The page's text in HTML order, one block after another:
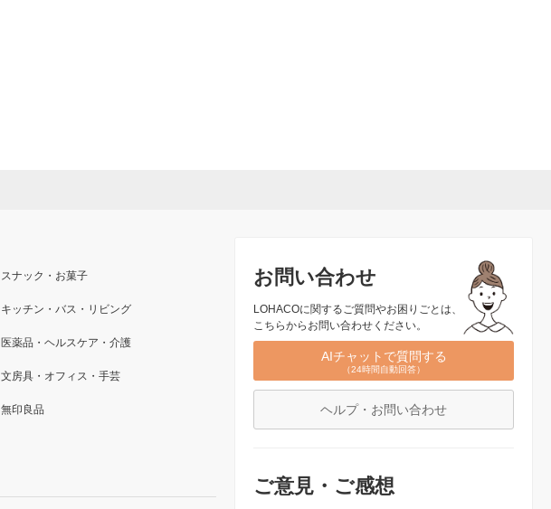
お問い合わせ
LOHACOに関するご質問やお困りごとは、
こちらからお問い合わせください。
AIチャットで質問する
（24時間自動回答）
ヘルプ・お問い合わせ
ご意見・ご感想
スナック・お菓子
キッチン・バス・リビング
医薬品・ヘルスケア・介護
文房具・オフィス・手芸
無印良品